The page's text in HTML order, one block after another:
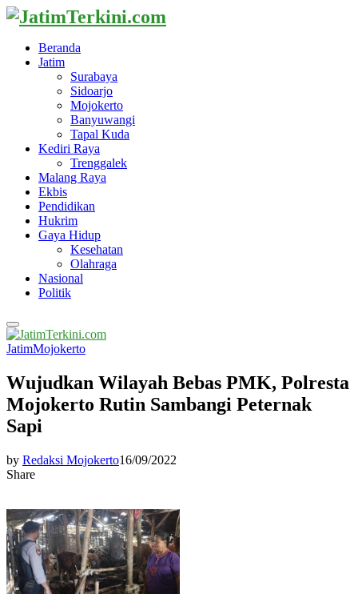
Beranda
Jatim
Surabaya
Sidoarjo
Mojokerto
Banyuwangi
Tapal Kuda
Kediri Raya
Trenggalek
Malang Raya
Ekbis
Pendidikan
Hukrim
Gaya Hidup
Kesehatan
Olahraga
Nasional
Politik
Primary
Menu
JatimMojokerto
Wujudkan Wilayah Bebas PMK, Polresta
Mojokerto Rutin Sambangi Peternak
Sapi
by Redaksi Mojokerto16/09/2022
Share